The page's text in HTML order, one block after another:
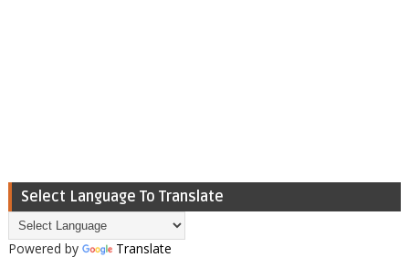
Select Language To Translate
Powered by Translate